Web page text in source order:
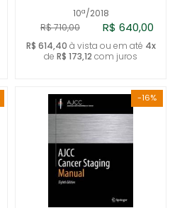
10ª/2018
R$ 710,00 R$ 640,00
R$ 614,40 à vista ou em até 4x
de R$ 173,12 com juros
-16%